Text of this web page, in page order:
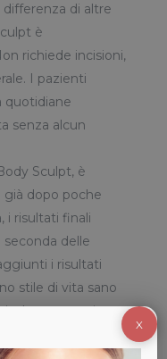
differenza di altre
è
richiede incisioni,
I pazienti
quotidiane
senza alcun
Sculpt, è
già dopo poche
i risultati finali
delle
i risultati
stile di vita sano
a lungo termine.
a fornire ai pazienti
X